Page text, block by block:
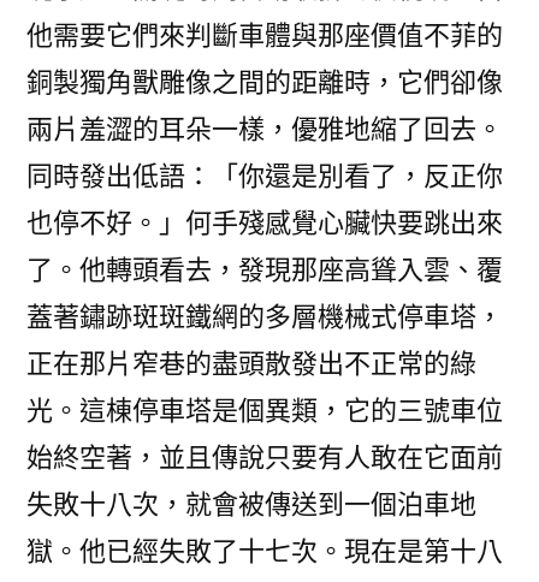
他需要它們來判斷車體與那座價值不菲的
銅製獨角獸雕像之間的距離時，它們卻像
兩片羞澀的耳朵一樣，優雅地縮了回去。
同時發出低語：「你還是別看了，反正你
也停不好。」何手殘感覺心臟快要跳出來
了。他轉頭看去，發現那座高聳入雲、覆
蓋著鏽跡斑斑鐵網的多層機械式停車塔，
正在那片窄巷的盡頭散發出不正常的綠
光。這棟停車塔是個異類，它的三號車位
始終空著，並且傳說只要有人敢在它面前
失敗十八次，就會被傳送到一個泊車地
獄。他已經失敗了十七次。現在是第十八